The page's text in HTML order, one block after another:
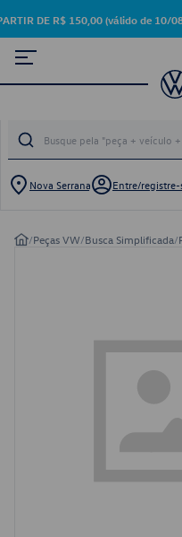
DE R$ 150,00 (válido de
Nova Serrana Entre/registre-
/Peças VW/Busca Simplificada/